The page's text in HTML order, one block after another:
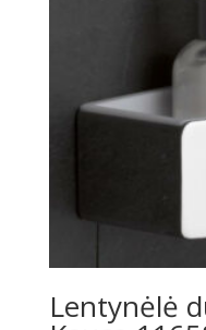
Lentynėlė